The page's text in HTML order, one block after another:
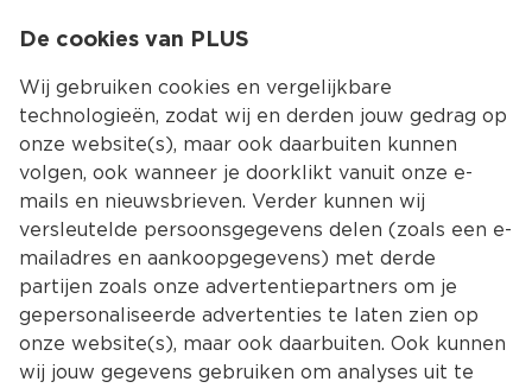
Kies jouw
Terug Producten
De cookies van PLUS
Wij gebruiken cookies en vergelijkbare
technologieën, zodat wij en derden jouw gedrag op
onze website(s), maar ook daarbuiten kunnen
volgen, ook wanneer je doorklikt vanuit onze e-
mails en nieuwsbrieven. Verder kunnen wij
versleutelde persoonsgegevens delen (zoals een e-
mailadres en aankoopgegevens) met derde
partijen zoals onze advertentiepartners om je
gepersonaliseerde advertenties te laten zien op
onze website(s), maar ook daarbuiten. Ook kunnen
wij jouw gegevens gebruiken om analyses uit te